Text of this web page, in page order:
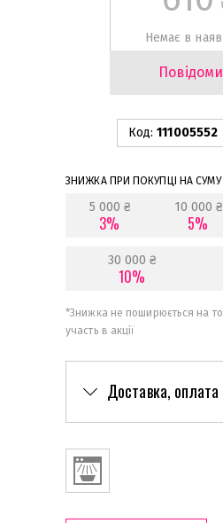
Немає в
Код: 111005552
ЗНИЖКА ПРИ ПОКУПЦІ НА СУМУ
5 000 ₴
3%
10 000 ₴
5%
30 000 ₴
10%
*Знижка не поширюється на
участь в акції
Доставка, оплата